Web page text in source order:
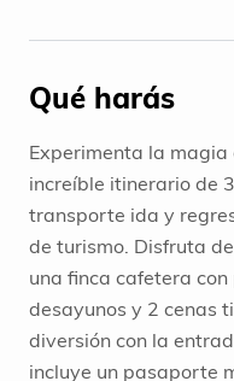
Qué harás
Experimenta la magia
increíble itinerario de
transporte ida y
de turismo. Disfruta
una finca cafetera
desayunos y 2 cenas
diversión con la
incluye un pasaporte